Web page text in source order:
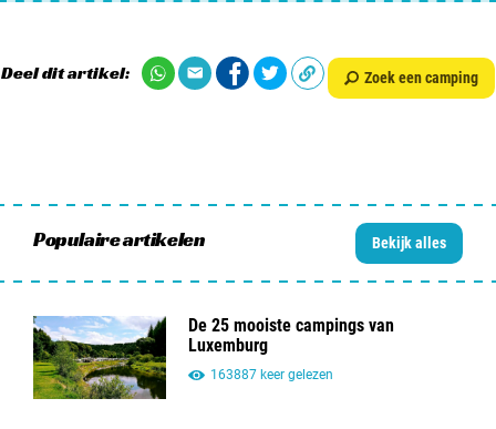
Deel dit artikel: Zoek een camping
Populaire artikelen Bekijk alles
De 25 mooiste campings van
Luxemburg
163887 keer gelezen